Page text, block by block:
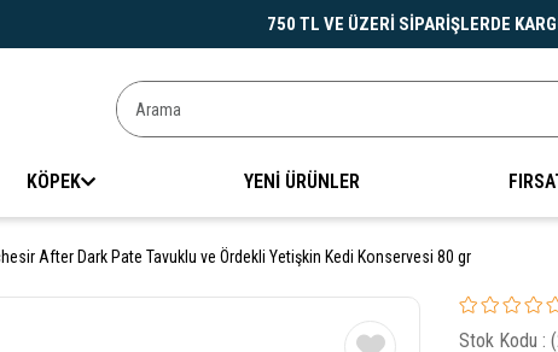
750 TL VE ÜZERİ SİPARİŞLERDE
KÖPEK YENİ ÜRÜNLER
After Dark Pate Tavuklu ve Ördekli Yetişkin Kedi Konservesi 80 gr
Stok Kodu